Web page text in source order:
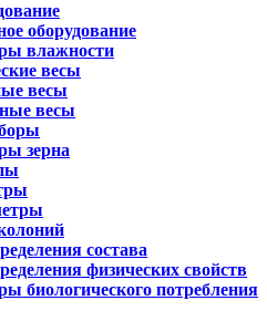
оборудование
влажности
весы
весы
весы
зерна
состава
физических свойств
биологического потребления